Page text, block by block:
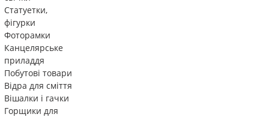
Статуетки,
фігурки
Фоторамки
Канцелярське
приладдя
Побутові товари
Відра для сміття
Вішалки і гачки
Горщики для